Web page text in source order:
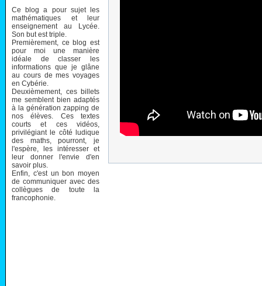
Ce blog a pour sujet les
mathématiques et leur
enseignement au Lycée.
Son but est triple.
Premièrement, ce blog est
pour moi une manière
idéale de classer les
informations que je glâne
au cours de mes voyages
en Cybérie.
Deuxièmement, ces billets
me semblent bien adaptés
à la génération zapping de
nos élèves. Ces textes
courts et ces vidéos,
privilégiant le côté ludique
des maths, pourront, je
l'espère, les intéresser et
leur donner l'envie d'en
savoir plus.
Enfin, c'est un bon moyen
de communiquer avec des
collègues de toute la
francophonie.